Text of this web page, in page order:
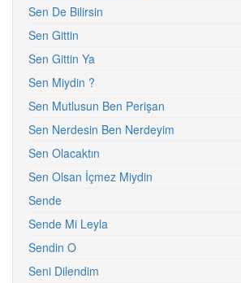
Sen De Bilirsin
Sen Gittin
Sen Gittin Ya
Sen Miydin ?
Sen Mutlusun Ben Perişan
Sen Nerdesin Ben Nerdeyim
Sen Olacaktın
Sen Olsan İçmez Miydin
Sende
Sende Mi Leyla
Sendin O
Seni Dilendim